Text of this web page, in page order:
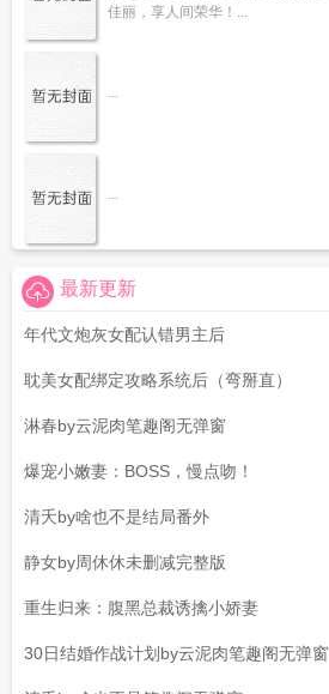
佳丽，享人间荣华！...
...
...
最新更新
年代文炮灰女配认错男主后
耽美女配绑定攻略系统后（弯掰直）
淋春by云泥肉笔趣阁无弹窗
爆宠小嫩妻：BOSS，慢点吻！
清夭by啥也不是结局番外
静女by周休休未删减完整版
重生归来：腹黑总裁诱擒小娇妻
30日结婚作战计划by云泥肉笔趣阁无弹窗